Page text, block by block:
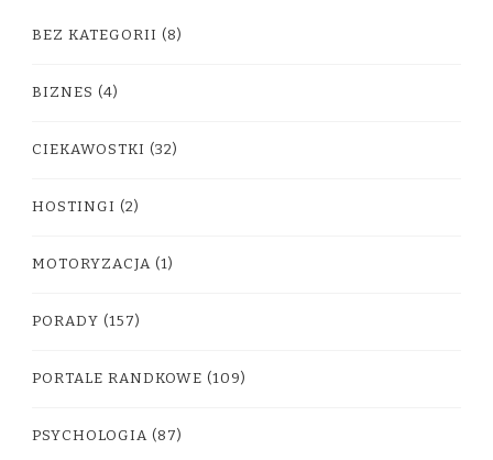
BEZ KATEGORII (8)
BIZNES (4)
CIEKAWOSTKI (32)
HOSTINGI (2)
MOTORYZACJA (1)
PORADY (157)
PORTALE RANDKOWE (109)
PSYCHOLOGIA (87)